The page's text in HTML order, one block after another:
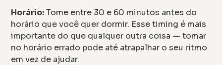
Horário:Tome entre 30 e 60 minutos antes do
horário que você quer dormir. Esse timing é mais
importante do que qualquer outra coisa — tomar
no horário errado pode até atrapalhar o seu ritmo
em vez de ajudar.